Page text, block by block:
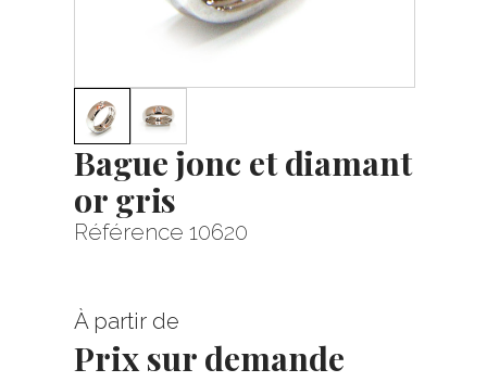
Bague jonc et diamant
or gris
Référence 10620
À partir de
Prix sur demande